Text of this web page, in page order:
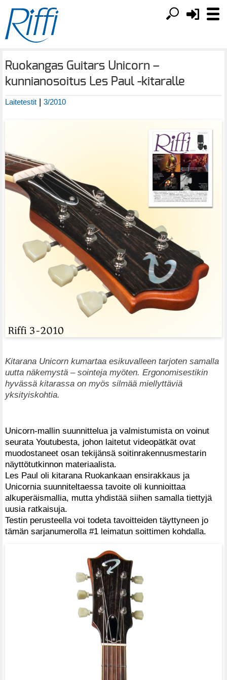
Ruokangas Guitars Unicorn –
kunnianosoitus Les Paul -kitaralle
Laitetestit | 3/2010
Kitarana Unicorn kumartaa esikuvalleen tarjoten samalla
uutta näkemystä – sointeja myöten. Ergonomisestikin
hyvässä kitarassa on myös silmää miellyttäviä
yksityiskohtia.
Unicorn-mallin suunnittelua ja valmistumista on voinut
seurata Youtubesta, johon laitetut videopätkät ovat
muodostaneet osan tekijänsä soitinrakennusmestarin
näyttötutkinnon materiaalista.
Les Paul oli kitarana Ruokankaan ensirakkaus ja
Unicornia suunniteltaessa tavoite oli kunnioittaa
alkuperäismallia, mutta yhdistää siihen samalla tiettyjä
uusia ratkaisuja.
Testin perusteella voi todeta tavoitteiden täyttyneen jo
tämän sarjanumerolla #1 leimatun soittimen kohdalla.